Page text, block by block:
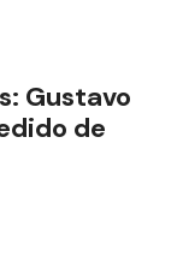
Gustavo
de